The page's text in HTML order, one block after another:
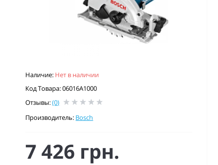
Наличие: Нет в наличии
Код Товара: 06016A1000
Отзывы:(0)
Производитель: Bosch
7 426 грн.